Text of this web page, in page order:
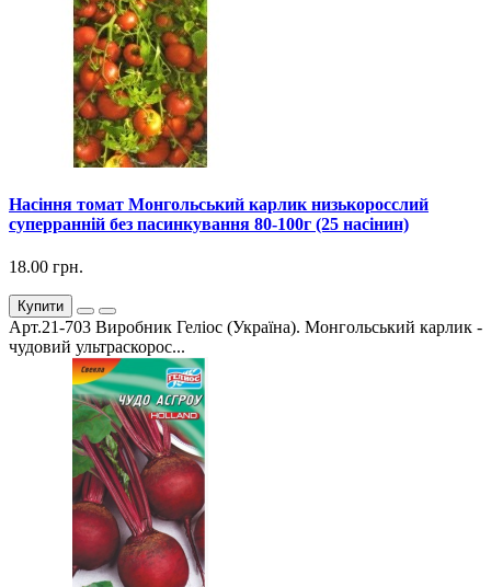
Насіння томат Монгольський карлик низькоросслий
суперранній без пасинкування 80-100г (25 насінин)
18.00 грн.
Купити
Арт.21-703 Виробник Геліос (Україна). Монгольський карлик -
чудовий ультраскорос...